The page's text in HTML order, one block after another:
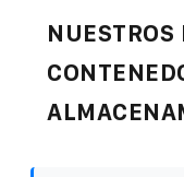
NUESTROS